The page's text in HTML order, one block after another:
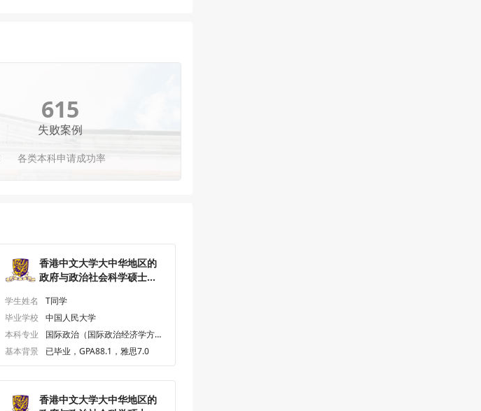
615
失败案例
各类本科申请成功率
香港中文大学大中华地区的
政府与政治社会科学硕士研
学生姓名
T同学
毕业学校
中国人民大学
本科专业
国际政治（国际政治经济学方
基本背景 已毕业，GPA88.1，雅思7.0
香港中文大学大中华地区的